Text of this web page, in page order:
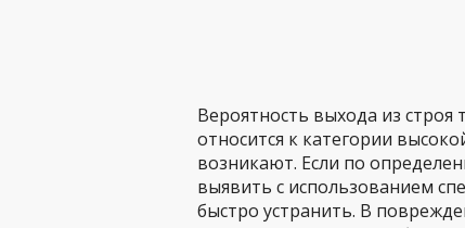
Вероятность выхода из строя
относится к категории
возникают. Если по
выявить с использованием
быстро устранить. В